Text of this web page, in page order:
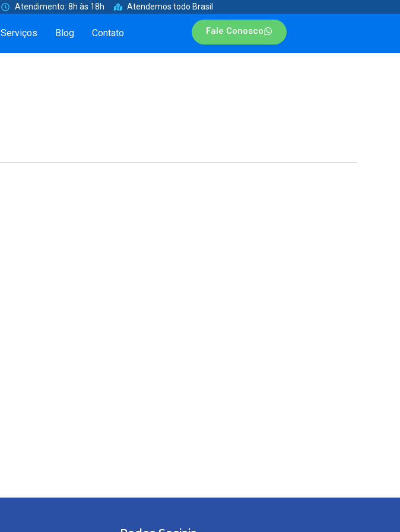
Atendimento: 8h às 18h Atendemos todo Brasil
Serviços Blog Contato Fale Conosco